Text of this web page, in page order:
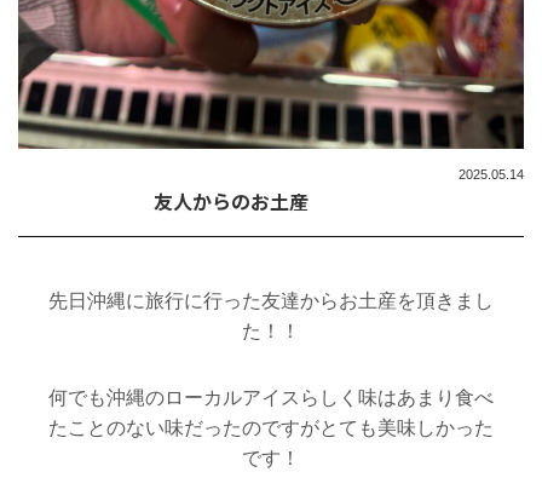
友人からのお土産
2025.05.14
先日沖縄に旅行に行った友達からお土産を頂きまし
た！！
何でも沖縄のローカルアイスらしく味はあまり食べ
たことのない味だったのですがとても美味しかった
です！